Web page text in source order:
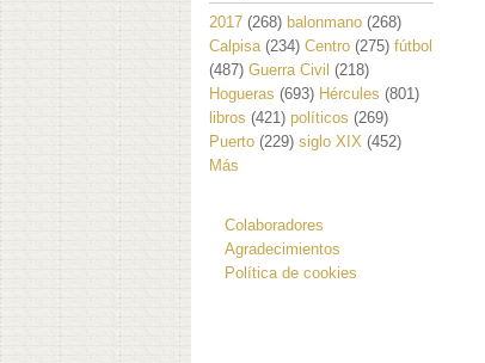
2017 (268) balonmano (268)
Calpisa (234) Centro (275) fútbol
(487) Guerra Civil (218)
Hogueras (693) Hércules (801)
libros (421) políticos (269)
Puerto (229) siglo XIX (452)
Más
Colaboradores
Agradecimientos
Política de cookies